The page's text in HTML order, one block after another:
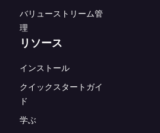
バリューストリーム管
理
リソース
インストール
クイックスタートガイ
ド
学ぶ